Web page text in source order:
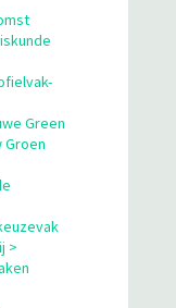
Green
Groen
>